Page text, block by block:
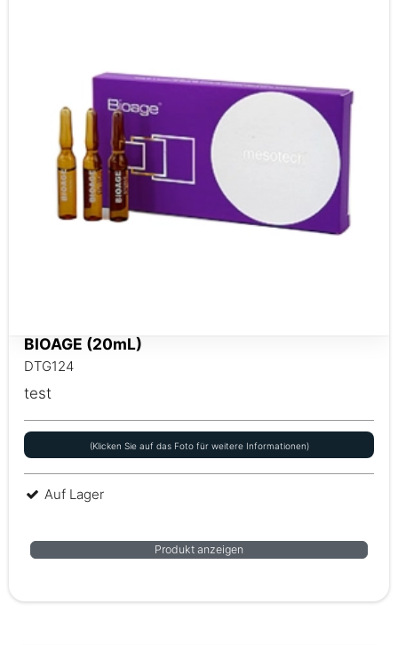
BIOAGE (20mL)
DTG124
test
(Klicken Sie auf das Foto für weitere Informationen)
Auf Lager
Produkt anzeigen